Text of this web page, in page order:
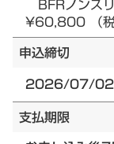
¥60,800 （
申込締切
2026/07/
支払期限